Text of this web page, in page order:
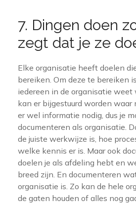
7. Dingen doen
zegt dat je ze
Elke organisatie heeft doelen
bereiken. Om deze te bereiken
iedereen in de organisatie weet
kan er bijgestuurd worden waar
er wel informatie nodig, dus je
documenteren als organisatie.
de juiste werkwijze is, hoe
welke kennis er is. Maar ook
doelen je als afdeling hebt en
breed zijn. En documenteren
organisatie is. Zo kan de hele
de gaten houden of alles nog